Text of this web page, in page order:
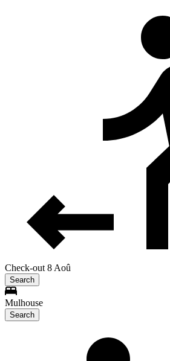
Check-out 8 Aoû
Search
Mulhouse
Search